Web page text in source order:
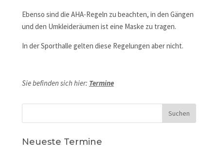
Ebenso sind die AHA-Regeln zu beachten, in den Gängen
und den Umkleideräumen ist eine Maske zu tragen.
In der Sporthalle gelten diese Regelungen aber nicht.
Sie befinden sich hier: Termine
Neueste Termine